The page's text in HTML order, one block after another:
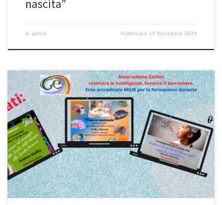
nascita”
di admin Pubblicato 13 Settembre 2023
L’attestato di partecipazione viene rilasciato al termine di ciascun
incontro dopo aver risposto al questionario di gradimento.
Attraverso l’iscrizione (https://forms.gle/QPF465xeGxxdYM3b8)
ciascuno autorizza l’Associazione ad inviare informazioni e notizie
attinenti questo corso e attività strettamente collegate alla
formazione dei docenti. In ciascuna comunicazione sarà presente
la possibilità di chiedere di essere […]